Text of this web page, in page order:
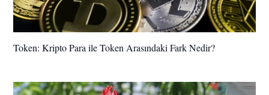
Token: Kripto Para ile Token Arasındaki Fark Nedir?